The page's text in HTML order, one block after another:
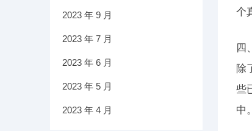
个
四
除
些
中
2023 年 9 月
2023 年 7 月
2023 年 6 月
2023 年 5 月
2023 年 4 月